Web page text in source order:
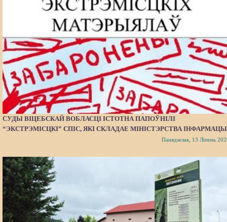
СУДЫ ВІЦЕБСКАЙ ВОБЛАСЦІ ІСТОТНА ПАПОЎНІЛІ
“ЭКСТРЭМІСЦКІ” СПІС, ЯКІ СКЛАДАЕ МІНІСТЭРСТВА
Панядзелак, 13 Ліпень